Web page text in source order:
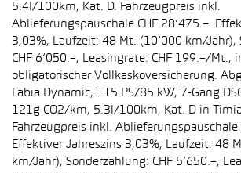
5.4l/100km, Kat. D. Fahrzeugpreis inkl.
Ablieferungspauschale CHF 28’475.–.
3,03%, Laufzeit: 48 Mt. (10’000 km/Jahr),
CHF 6’050.–, Leasingrate: CHF 199.–/Mt.,
obligatorischer Vollkaskoversicherung.
Fabia Dynamic, 115 PS/85 kW, 7-Gang
121g CO2/km, 5.3l/100km, Kat. D in
Fahrzeugpreis inkl. Ablieferungspauschale
Effektiver Jahreszins 3,03%, Laufzeit: 48
km/Jahr), Sonderzahlung: CHF 5’650.–,